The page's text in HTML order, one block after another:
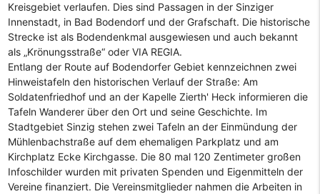
Kreisgebiet verlaufen. Dies sind Passagen in der Sinziger
Innenstadt, in Bad Bodendorf und der Grafschaft. Die historische
Strecke ist als Bodendenkmal ausgewiesen und auch bekannt
als „Krönungsstraße“ oder VIA REGIA.
Entlang der Route auf Bodendorfer Gebiet kennzeichnen zwei
Hinweistafeln den historischen Verlauf der Straße: Am
Soldatenfriedhof und an der Kapelle Zierth' Heck informieren die
Tafeln Wanderer über den Ort und seine Geschichte. Im
Stadtgebiet Sinzig stehen zwei Tafeln an der Einmündung der
Mühlenbachstraße auf dem ehemaligen Parkplatz und am
Kirchplatz Ecke Kirchgasse. Die 80 mal 120 Zentimeter großen
Infoschilder wurden mit privaten Spenden und Eigenmitteln der
Vereine finanziert. Die Vereinsmitglieder nahmen die Arbeiten in